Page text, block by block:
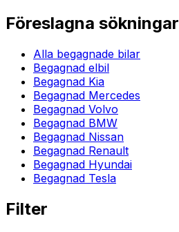
Föreslagna sökningar
Alla begagnade bilar
Begagnad elbil
Begagnad Kia
Begagnad Mercedes
Begagnad Volvo
Begagnad BMW
Begagnad Nissan
Begagnad Renault
Begagnad Hyundai
Begagnad Tesla
Filter